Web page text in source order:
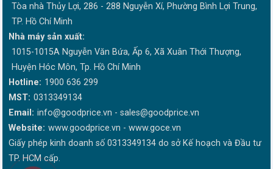
Tòa nhà Thủy Lợi, 286 - 288 Nguyễn Xí, Phường Bình Lợi Trung,
TP. Hồ Chí Minh
Nhà máy sản xuất:
1015-1015A Nguyễn Văn Bứa, Ấp 6, Xã Xuân Thới Thượng,
Huyện Hóc Môn, Tp. Hồ Chí Minh
Hotline: 1900 636 299
MST: 0313349134
Email: info@goodprice.vn - sales@goodprice.vn
Website: www.goodprice.vn - www.goce.vn
Giấy phép kinh doanh số 0313349134 do sở Kế hoạch và Đầu tư
TP. HCM cấp.